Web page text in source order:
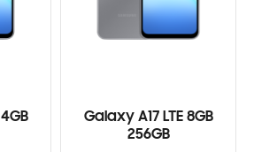
Galaxy A17 LTE 8GB
256GB